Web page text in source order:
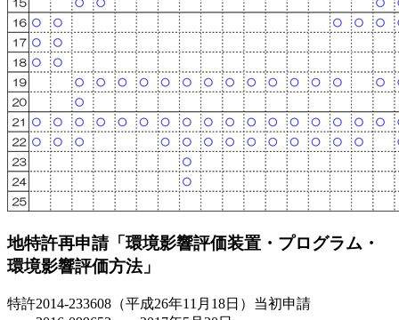
地特許再申請「環境影響評価装置・プログラム・
環境影響評価方法」
特許2014-233608（平成26年11月18日）当初申請